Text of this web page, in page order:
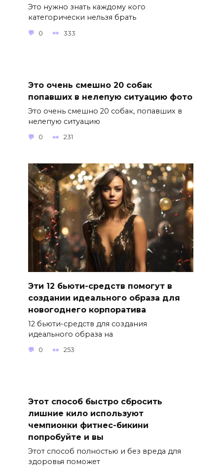
Это нужно знать каждому кого
категорически нельзя брать
0 333
Это очень смешно 20 собак
попавших в нелепую ситуацию фото
Это очень смешно 20 собак, попавших в
нелепую ситуацию
0 231
Эти 12 бьюти-средств помогут в
создании идеального образа для
новогоднего корпоратива
12 бьюти-средств для создания
идеального образа на
0 253
Этот способ быстро сбросить
лишние кило используют
чемпионки фитнес-бикини
попробуйте и вы
Этот способ полностью и без вреда для
здоровья поможет